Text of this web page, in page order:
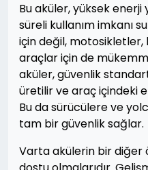
Bu aküler, yüksek
süreli kullanım imkanı
için değil,
araçlar için de
aküler, güvenlik
üretilir ve araç içindeki
Bu da sürücülere ve
tam bir güvenlik sağlar.
Varta akülerin bir diğer